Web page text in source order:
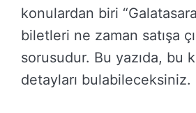
konulardan biri
biletleri ne zaman satışa
sorusudur. Bu yazıda, bu
detayları bulabileceksiniz.